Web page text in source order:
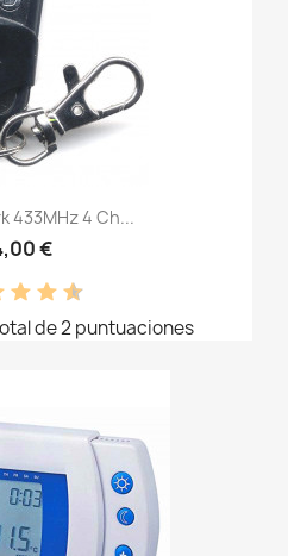
433MHz 4 Ch...
€
de 2 puntuaciones